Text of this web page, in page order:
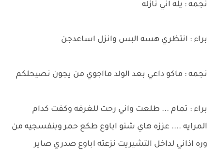
نجمه : يله اني نازله
براء : انتظري هسه البس وانزل اساعدجن
نجمه : ماكو داعي بعد الولد مااجوي من يجون نصيحلكم
براء : تمام ... طلعت واني رحت للغرفه وكفت كدام
المرايه .... عززه هاي شنو اباوع طكع حمر وبنفسجيه من
وره اذاني لداخل التشيريت نزعته اباوع صدري صاير